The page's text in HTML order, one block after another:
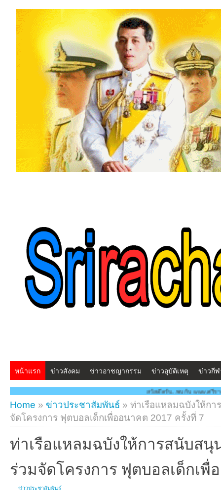
หน้าแรก ข่าวสังคม ข่าวอาชญากรรม ข่าวอุบัติเหตุ ข่าวกี
สวัสดีครับ...พบกับ www.ศรีราชาโพสต์.com โฉ
Home » ข่าวประชาสัมพันธ์ » ท่าเรือแหลมฉบังให้ก
จัดโครงการ ฟุตบอลเด็กเพื่ออนาคต 2017 ครั้งที่ 7
ท่าเรือแหลมฉบังให้การสนับส
ร่วมจัดโครงการ ฟุตบอลเด็กเพื่
ข่าวประชาสัมพันธ์